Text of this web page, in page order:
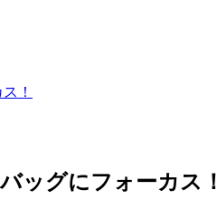
！
ッグにフォーカス！